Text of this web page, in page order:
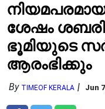
ശേഷം
ഭൂമിയുടെ
ആരംഭിക്കും
By TIMEOF KERALA Jun